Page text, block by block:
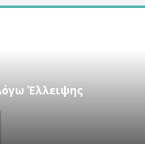
Έλλειψης